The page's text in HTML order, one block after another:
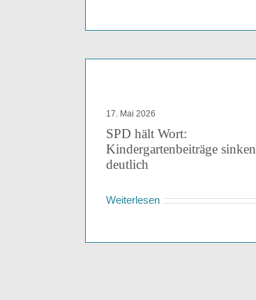
17. Mai 2026
SPD hält Wort:
Kindergartenbeiträge sinken
deutlich
Weiterlesen